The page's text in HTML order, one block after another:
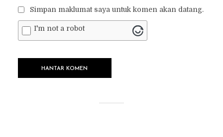
Simpan maklumat saya untuk komen akan datang.
I'm not a robot